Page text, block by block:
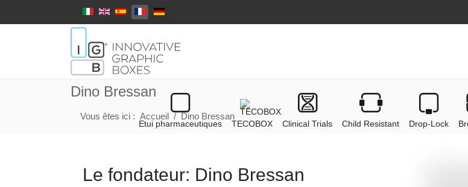
Select your language
Etui pharmaceutiques TECOBOX Clinical Trials Child Resistant Drop-Lock
Dino Bressan
Vous êtes ici : Accueil Dino Bressan
Le fondateur: Dino Bressan